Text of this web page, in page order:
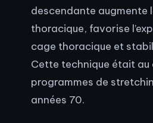
descendante augmente
thoracique, favorise
cage thoracique et
Cette technique était
programmes de
années 70.